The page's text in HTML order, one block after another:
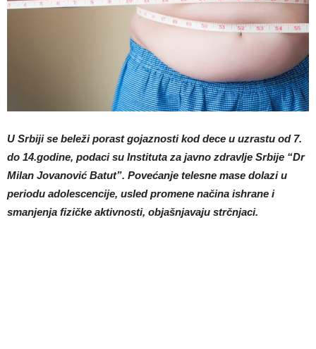
U Srbiji se beleži porast gojaznosti kod dece u uzrastu od 7.
do 14.godine, podaci su Instituta za javno zdravlje Srbije “Dr
Milan Jovanović Batut”. Povećanje telesne mase dolazi u
periodu adolescencije, usled promene načina ishrane i
smanjenja fizičke aktivnosti, objašnjavaju strčnjaci.